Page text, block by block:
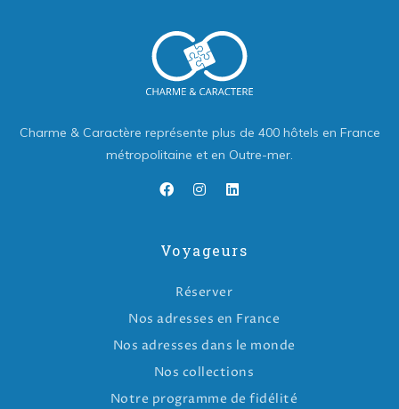
Charme & Caractère représente plus de 400 hôtels en France
métropolitaine et en Outre-mer.
Voyageurs
Réserver
Nos adresses en France
Nos adresses dans le monde
Nos collections
Notre programme de fidélité